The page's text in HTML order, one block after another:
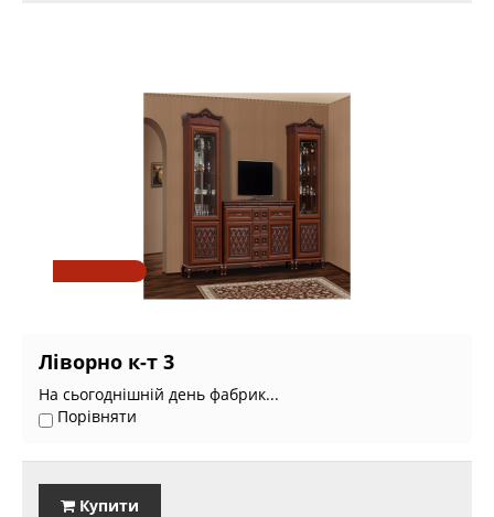
Ліворно к-т 3
На сьогоднішній день фабрик...
Порівняти
Купити